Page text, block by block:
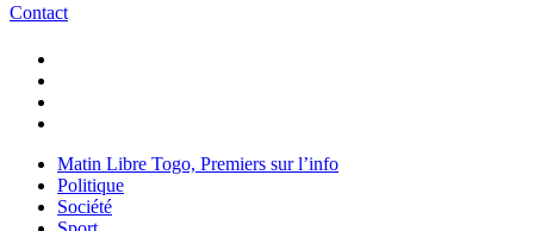
Contact
Matin Libre Togo, Premiers sur l’info
Politique
Société